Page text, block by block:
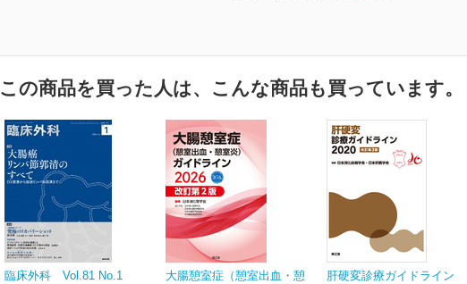
この商品を買った人は、こんな商品も買っています。
臨床外科 Vol.81 No.1
大腸憩室症（憩室出血・憩
肝硬変診療ガイドライン